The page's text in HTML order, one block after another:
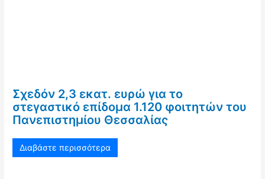
Σχεδόν 2,3 εκατ. ευρώ για το
στεγαστικό επίδομα 1.120 φοιτητών του
Πανεπιστημίου Θεσσαλίας
Διαβάστε περισσότερα